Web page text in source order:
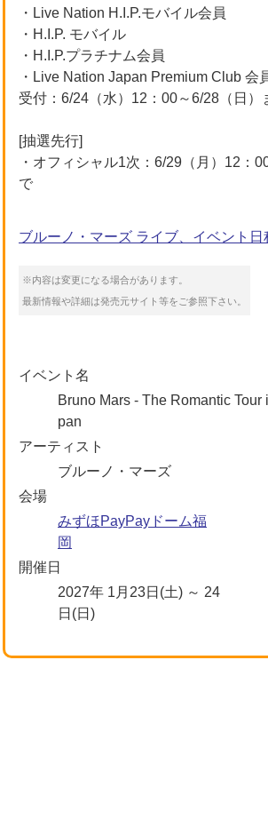
・Live Nation H.I.P.モバイル会員
・H.I.P. モバイル
・H.I.P.プラチナム会員
・Live Nation Japan Premium Club 会
受付：6/24（水）12：00～6/28（日）
[抽選先行]
・オフィシャル1次：6/29（月）12：
で
ブルーノ・マーズ ライブ、イベント日
※内容は変更になる場合があります。
最新情報や詳細は発売元サイト等をご参照下さい。
イベント名
Bruno Mars - The Romantic Tour
pan
アーティスト
ブルーノ・マーズ
会場
みずほPayPayドーム福
岡
開催日
2027年 1月23日(土) ～ 24
日(日)